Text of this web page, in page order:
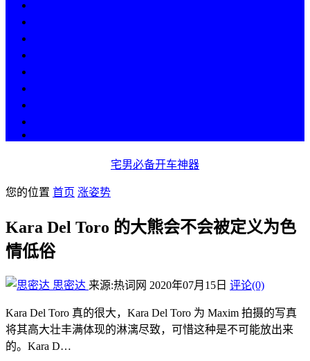
宅男必备开车神器
您的位置 首页 涨姿势
Kara Del Toro 的大熊会不会被定义为色
情低俗
思密达 来源:热词网 2020年07月15日 评论(0)
Kara Del Toro 真的很大，Kara Del Toro 为 Maxim 拍摄的写真
将其高大壮丰满体现的淋漓尽致，可惜这种是不可能放出来
的。Kara D…